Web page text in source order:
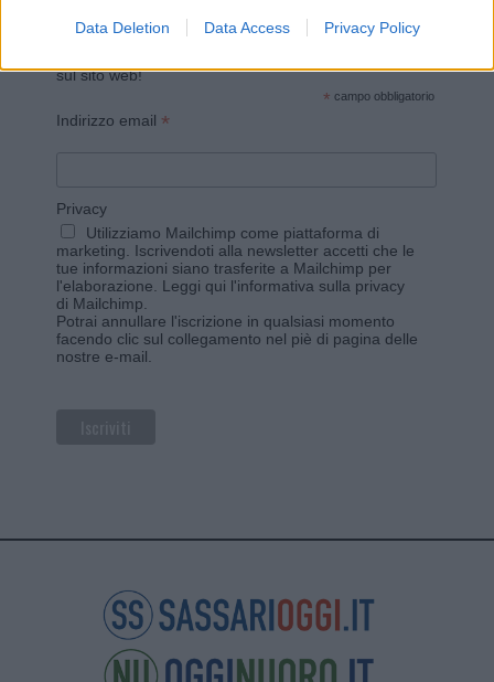
Data Deletion Data Access Privacy Policy
Iscriviti alla newsletter di Gallura Oggi e ricevi le nostre
sul sito web!
* campo obbligatorio
Indirizzo email *
Privacy
Utilizziamo Mailchimp come piattaforma di
marketing. Iscrivendoti alla newsletter accetti che le
tue informazioni siano trasferite a Mailchimp per
l'elaborazione. Leggi qui l'informativa sulla privacy
di Mailchimp
Potrai annullare l'iscrizione in qualsiasi momento
facendo clic sul collegamento nel piè di pagina delle
nostre e-mail.